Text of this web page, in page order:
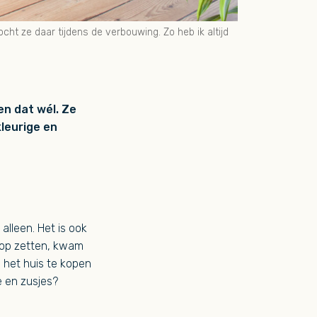
ze daar tijdens de verbouwing. Zo heb ik altijd
dat wél. Ze
en
Het is ook
zetten, kwam
het huis te kopen
en zusjes?